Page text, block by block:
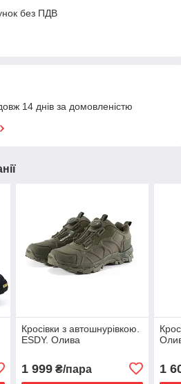
без ПДВ
14 днів за домовленістю
Кросівки з автошнурівкою.
ESDY. Олива
1 999₴/пара 1